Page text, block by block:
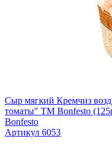
Сыр мягкий Кремчиз
томаты" ТМ Bonfesto
Bonfesto
Артикул 6053